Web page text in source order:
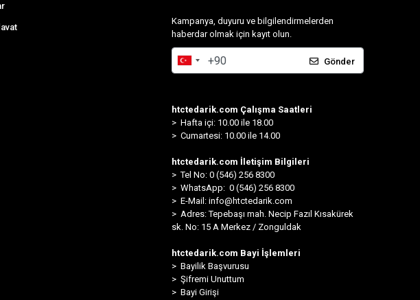
Kampanya, duyuru ve bilgilendirmelerden
haberdar olmak için kayıt olun.
Gönder
htctedarik.com Çalışma Saatleri
> Hafta içi: 10.00 ile 18.00
> Cumartesi: 10.00 ile 14.00
htctedarik.com İletişim Bilgileri
> Tel No: 0 (546) 256 8300
> WhatsApp: 0 (546) 256 8300
> E-Mail: info@htctedarik.com
> Adres: Tepebaşı mah. Necip Fazıl Kısakürek
sk. No: 15 A Merkez / Zonguldak
htctedarik.com Bayi İşlemleri
> Bayilik Başvurusu
> Şifremi Unuttum
> Bayi Girişi